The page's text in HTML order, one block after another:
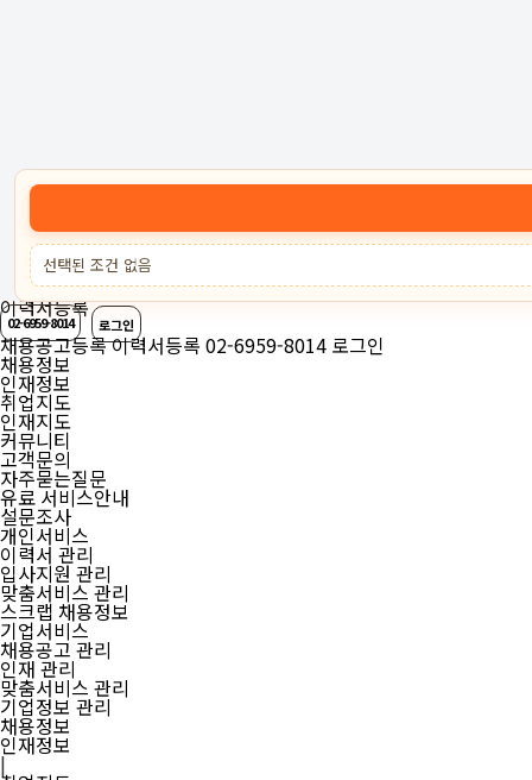
채용공고등록
이력서등록
02-6959-8014 로그인
채용공고등록이력서등록 02-6959-8014 로그인
채용정보
인재정보
취업지도
인재지도
커뮤니티
고객문의
자주묻는질문
유료 서비스안내
설문조사
개인서비스
이력서 관리
입사지원 관리
맞춤서비스 관리
스크랩 채용정보
기업서비스
채용공고 관리
인재 관리
맞춤서비스 관리
기업정보 관리
채용정보
인재정보
|
선택된 조건 없음